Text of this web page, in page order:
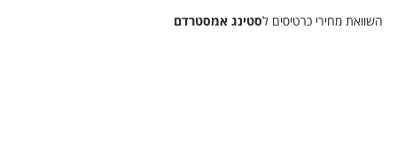
השוואת מחירי כרטיסים לסטינג אמסטרדם